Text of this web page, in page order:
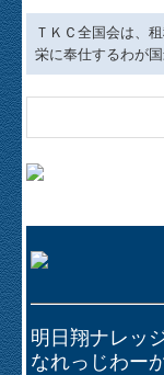
ＴＫＣ全国会は、
栄に奉仕するわが
明日翔ナレッ
なれっじわー